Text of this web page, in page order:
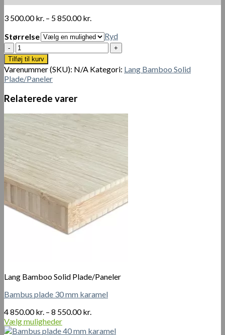
3 500.00kr. – 5 850.00kr.
500.00 kr.
til
5
850.00 kr.
Størrelse
Ryd
Bambus
plade20
mm
karamel
antal
Tilføj til kurv
Varenummer (SKU): N/A Kategori: Lang Bamboo Solid
Plade/Paneler
Relaterede varer
Lang Bamboo Solid Plade/Paneler
Bambus plade 30 mm karamel
4 850.00kr. – 8 550.00kr.
850.00 kr.
Vælg muligheder
Dette